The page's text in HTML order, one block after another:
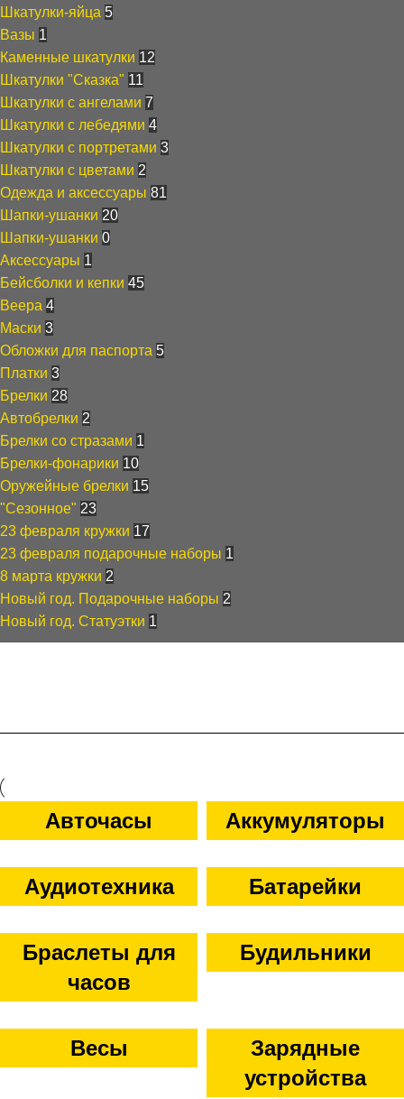
Шкатулки-яйца 5
Вазы 1
Каменные шкатулки 12
Шкатулки "Сказка" 11
Шкатулки с ангелами 7
Шкатулки с лебедями 4
Шкатулки с портретами 3
Шкатулки с цветами 2
Одежда и аксессуары 81
Шапки-ушанки 20
Шапки-ушанки 0
Аксессуары 1
Бейсболки и кепки 45
Веера 4
Маски 3
Обложки для паспорта 5
Платки 3
Брелки 28
Автобрелки 2
Брелки со стразами 1
Брелки-фонарики 10
Оружейные брелки 15
"Сезонное" 23
23 февраля кружки 17
23 февраля подарочные наборы 1
8 марта кружки 2
Новый год. Подарочные наборы 2
Новый год. Статуэтки 1
Авточасы Аккумуляторы
Аудиотехника Батарейки
Браслеты для
часов
Будильники
Весы
Зарядные
устройства